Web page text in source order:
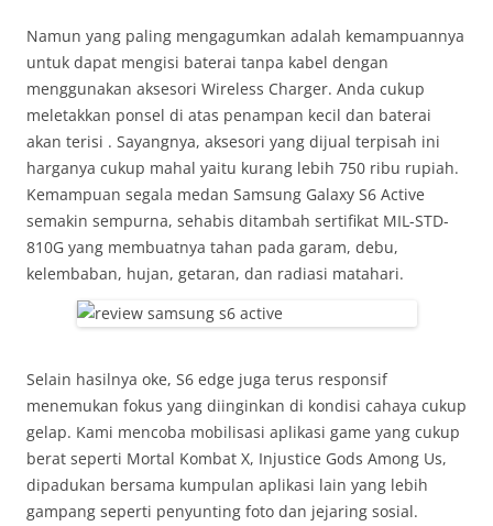
Namun yang paling mengagumkan adalah kemampuannya
untuk dapat mengisi baterai tanpa kabel dengan
menggunakan aksesori Wireless Charger. Anda cukup
meletakkan ponsel di atas penampan kecil dan baterai
akan terisi . Sayangnya, aksesori yang dijual terpisah ini
harganya cukup mahal yaitu kurang lebih 750 ribu rupiah.
Kemampuan segala medan Samsung Galaxy S6 Active
semakin sempurna, sehabis ditambah sertifikat MIL-STD-
810G yang membuatnya tahan pada garam, debu,
kelembaban, hujan, getaran, dan radiasi matahari.
Selain hasilnya oke, S6 edge juga terus responsif
menemukan fokus yang diinginkan di kondisi cahaya cukup
gelap. Kami mencoba mobilisasi aplikasi game yang cukup
berat seperti Mortal Kombat X, Injustice Gods Among Us,
dipadukan bersama kumpulan aplikasi lain yang lebih
gampang seperti penyunting foto dan jejaring sosial.